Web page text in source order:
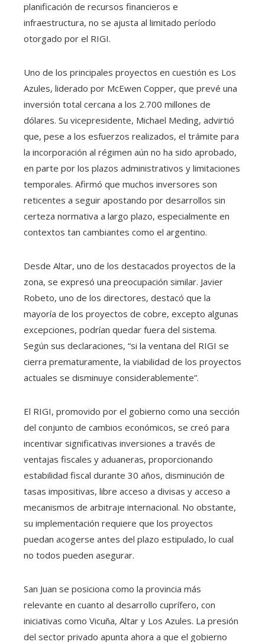
planificación de recursos financieros e
infraestructura, no se ajusta al limitado período
otorgado por el RIGI.
Uno de los principales proyectos en cuestión es Los
Azules, liderado por McEwen Copper, que prevé una
inversión total cercana a los 2.700 millones de
dólares. Su vicepresidente, Michael Meding, advirtió
que, pese a los esfuerzos realizados, el trámite para
la incorporación al régimen aún no ha sido aprobado,
en parte por los plazos administrativos y limitaciones
temporales. Afirmó que muchos inversores son
reticentes a seguir apostando por desarrollos sin
certeza normativa a largo plazo, especialmente en
contextos tan cambiantes como el argentino.
Desde Altar, uno de los destacados proyectos de la
zona, se expresó una preocupación similar. Javier
Robeto, uno de los directores, destacó que la
mayoría de los proyectos de cobre, excepto algunas
excepciones, podrían quedar fuera del sistema.
Según sus declaraciones, “si la ventana del RIGI se
cierra prematuramente, la viabilidad de los proyectos
actuales se disminuye considerablemente”.
El RIGI, promovido por el gobierno como una sección
del conjunto de cambios económicos, se creó para
incentivar significativas inversiones a través de
ventajas fiscales y aduaneras, proporcionando
estabilidad fiscal durante 30 años, disminución de
tasas impositivas, libre acceso a divisas y acceso a
mecanismos de arbitraje internacional. No obstante,
su implementación requiere que los proyectos
puedan acogerse antes del plazo estipulado, lo cual
no todos pueden asegurar.
San Juan se posiciona como la provincia más
relevante en cuanto al desarrollo cuprífero, con
iniciativas como Vicuña, Altar y Los Azules. La presión
del sector privado apunta ahora a que el gobierno